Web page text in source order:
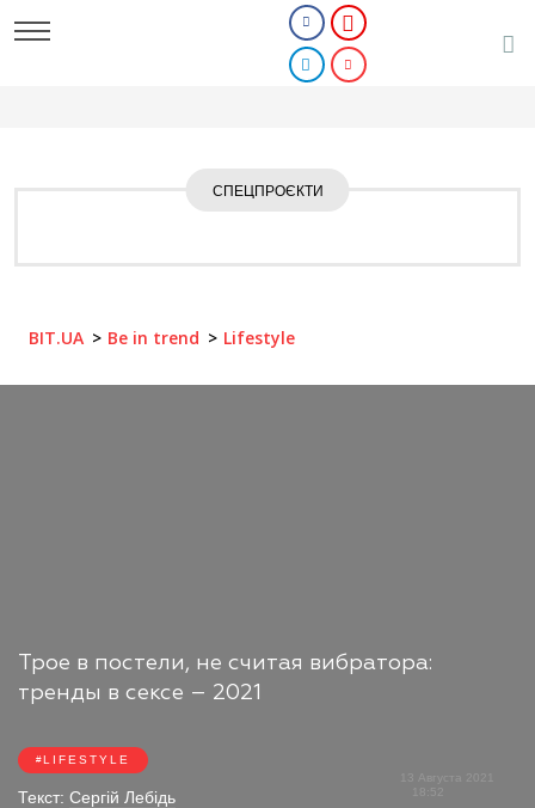
СПЕЦПРОЄКТИ
BIT.UA Be in trend Lifestyle
Трое в постели, не считая вибратора:
тренды в сексе – 2021
LIFESTYLE
Текст: Сергій Лебідь
13 Августа 2021